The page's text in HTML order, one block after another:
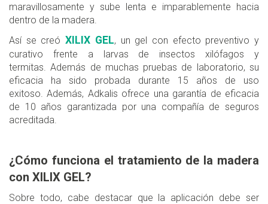
maravillosamente y sube lenta e imparablemente hacia
dentro de la madera.
Así se creóXILIX GEL, un gel con efecto preventivo y
curativo frente a larvas de insectos xilófagos y
termitas. Además de muchas pruebas de laboratorio, su
eficacia ha sido probada durante 15 años de uso
exitoso. Además, Adkalis ofrece una garantía de eficacia
de 10 años garantizada por una compañía de seguros
acreditada.
¿Cómo funciona el tratamiento de la madera
con XILIX GEL?
Sobre todo, cabe destacar que la aplicación debe ser